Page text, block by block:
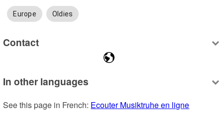
Europe Oldies
Contact
In other languages
See this page in French: Ecouter Musiktruhe en ligne